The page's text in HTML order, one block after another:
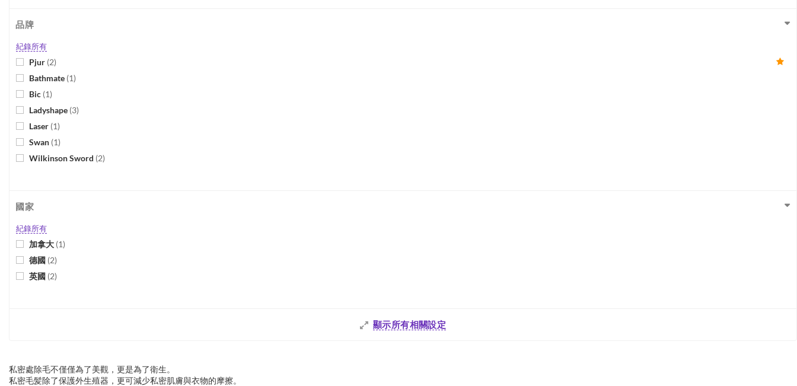
品牌
紀錄所有
Pjur (2)
Bathmate (1)
Bic (1)
Ladyshape (3)
Laser (1)
Swan (1)
Wilkinson Sword (2)
國家
紀錄所有
加拿大 (1)
德國 (2)
英國 (2)
顯示所有相關設定
私密處除毛不僅僅為了美觀，更是為了衛生。
私密毛髪除了保護外生殖器，更可減少私密肌膚與衣物的摩擦。